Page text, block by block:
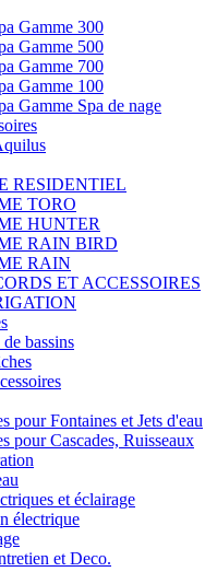
Gamme 300
Gamme 500
Gamme 700
Gamme 100
Gamme Spa de nage
RESIDENTIEL
TORO
HUNTER
RAIN BIRD
RAIN
ET ACCESSOIRES
bassins
pour Fontaines et Jets d'eau
pour Cascades, Ruisseaux
et éclairage
électrique
et Deco.